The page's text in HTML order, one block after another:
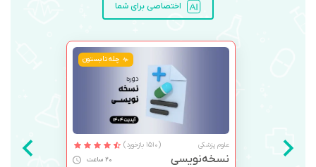
اختصاصی برای شما
چله تابستون
علوم پزشکی (1510 بازخورد)
نسخه‌نویسی 20 ساعت